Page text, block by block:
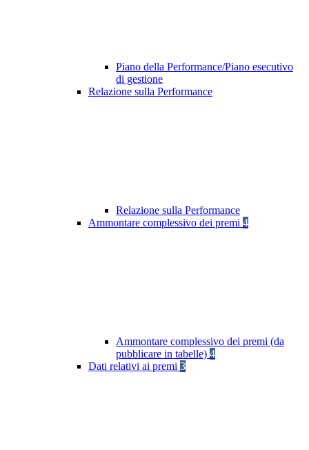
Piano della Performance/Piano esecutivo
di gestione
Relazione sulla Performance
Relazione sulla Performance
Ammontare complessivo dei premi 4
Ammontare complessivo dei premi (da
pubblicare in tabelle) 4
Dati relativi ai premi 3